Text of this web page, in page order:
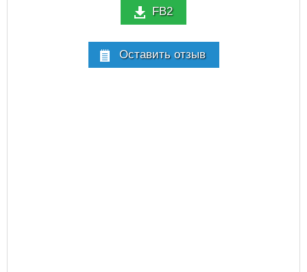
FB2
Оставить отзыв